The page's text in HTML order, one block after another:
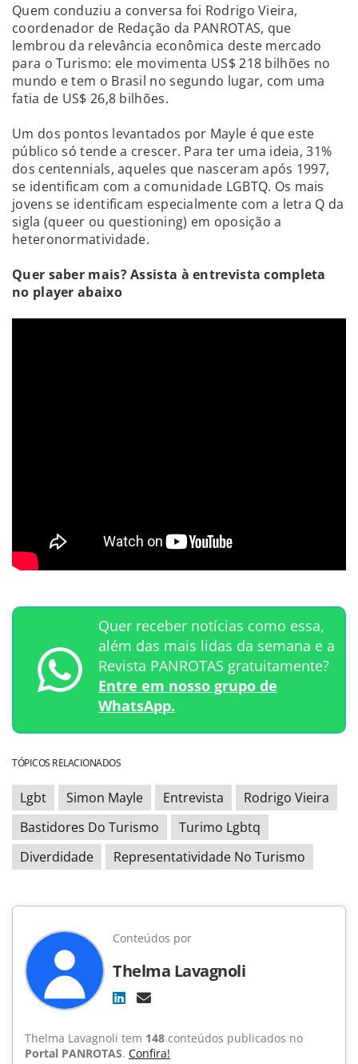
Quem conduziu a conversa foi Rodrigo Vieira,
coordenador de Redação da PANROTAS, que
lembrou da relevância econômica deste mercado
para o Turismo: ele movimenta US$ 218 bilhões no
mundo e tem o Brasil no segundo lugar, com uma
fatia de US$ 26,8 bilhões.
Um dos pontos levantados por Mayle é que este
público só tende a crescer. Para ter uma ideia, 31%
dos centennials, aqueles que nasceram após 1997,
se identificam com a comunidade LGBTQ. Os mais
jovens se identificam especialmente com a letra Q da
sigla (queer ou questioning) em oposição a
heteronormatividade.
Quer saber mais? Assista à entrevista completa
no player abaixo
Quer receber notícias como essa,
além das mais lidas da semana e a
Revista PANROTAS gratuitamente?
Entre em nosso grupo de
WhatsApp.
TÓPICOS RELACIONADOS
Lgbt Simon Mayle Entrevista
Rodrigo Vieira
Bastidores Do Turismo
Turimo Lgbtq
Diverdidade
Representatividade No Turismo
Conteúdos por
Thelma Lavagnoli
Thelma Lavagnoli tem 148 conteúdos publicados no
Portal PANROTAS. Confira!